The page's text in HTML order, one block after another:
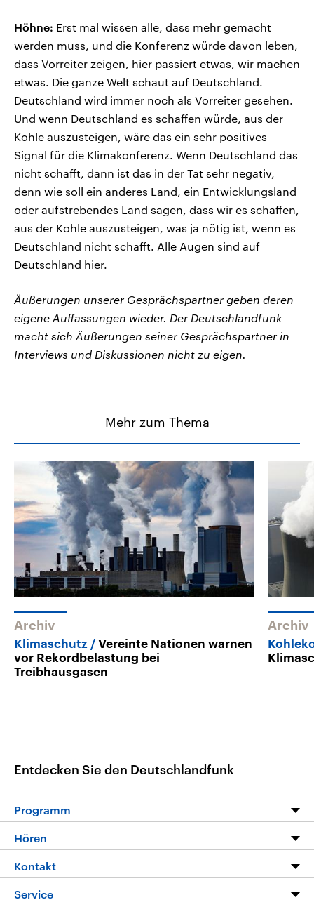
Höhne: Erst mal wissen alle, dass mehr gemacht
werden muss, und die Konferenz würde davon leben,
dass Vorreiter zeigen, hier passiert etwas, wir machen
etwas. Die ganze Welt schaut auf Deutschland.
Deutschland wird immer noch als Vorreiter gesehen.
Und wenn Deutschland es schaffen würde, aus der
Kohle auszusteigen, wäre das ein sehr positives
Signal für die Klimakonferenz. Wenn Deutschland das
nicht schafft, dann ist das in der Tat sehr negativ,
denn wie soll ein anderes Land, ein Entwicklungsland
oder aufstrebendes Land sagen, dass wir es schaffen,
aus der Kohle auszusteigen, was ja nötig ist, wenn es
Deutschland nicht schafft. Alle Augen sind auf
Deutschland hier.
Äußerungen unserer Gesprächspartner geben deren
eigene Auffassungen wieder. Der Deutschlandfunk
macht sich Äußerungen seiner Gesprächspartner in
Interviews und Diskussionen nicht zu eigen.
Mehr zum Thema
Archiv
Klimaschutz
Vereinte Nationen warnen
vor Rekordbelastung bei
Treibhausgasen
Archiv
Entdecken Sie den Deutschlandfunk
Programm
Programm
Die Nachrichten
Nachrichtenleicht
Hören
Livestream
Podcasts
Kontakt
Hörerservice
Service